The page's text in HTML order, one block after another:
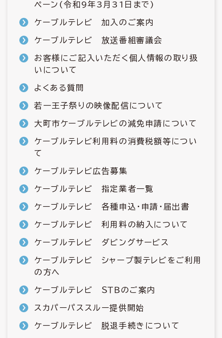
ペーン(令和9年3月31日まで)
ケーブルテレビ 加入のご案内
ケーブルテレビ 放送番組審議会
お客様にご記入いただく個人情報の取り扱
いについて
よくある質問
若一王子祭りの映像配信について
大町市ケーブルテレビの減免申請について
ケーブルテレビ利用料の消費税額等につい
て
ケーブルテレビ広告募集
ケーブルテレビ 指定業者一覧
ケーブルテレビ 各種申込・申請・届出書
ケーブルテレビ 利用料の納入について
ケーブルテレビ ダビングサービス
ケーブルテレビ シャープ製テレビをご利用
の方へ
ケーブルテレビ ＳＴＢのご案内
スカパーパススルー提供開始
ケーブルテレビ 脱退手続きについて